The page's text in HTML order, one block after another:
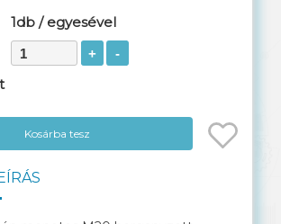
1db / egyesével
Kosárba tesz